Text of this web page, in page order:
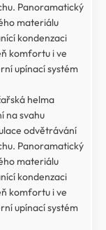
Panoramatický
materiálu
kondenzaci
komfortu i ve
upínací systém
helma
na svahu
odvětrávání
Panoramatický
materiálu
kondenzaci
komfortu i ve
upínací systém